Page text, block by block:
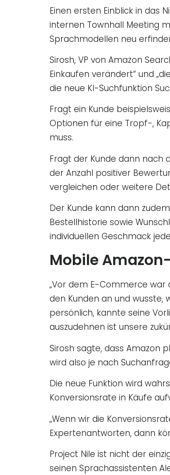
Einen ersten Einblick in das
internen Townhall Meeting
Sprachmodellen neu
Sirosh, VP von Amazon
Einkaufen verändert“ und
die neue KI-Suchfunktion
Fragt ein Kunde
Optionen für eine Tropf-,
muss.
Fragt der Kunde dann nach
der Anzahl positiver
vergleichen oder weitere
Der Kunde kann dann
Bestellhistorie sowie
individuellen Geschmack
Mobile
„Vor dem E-Commerce war
den Kunden an und wusste,
persönlich, kannte seine
auszudehnen ist unsere
Sirosh sagte, dass Amazon
wird also je nach
Die neue Funktion wird
Konversionsrate in Käufe
„Wenn wir die
Expertenantworten, dann
Project Nile ist nicht der
seinen Sprachassistenten